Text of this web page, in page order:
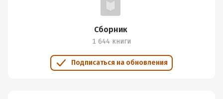
Сборник
1 644 книги
Подписаться на обновления